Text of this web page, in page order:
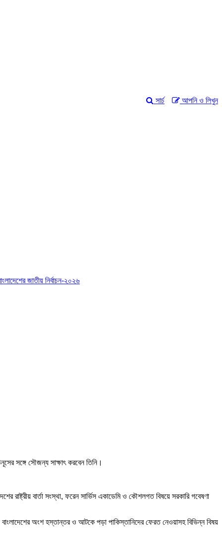
আপনি ও লিখুন
সার্চ
জাতীয় নির্বাচন-২০২৬
সঙ্গে সৌজন্য সাক্ষাৎ করবেন তিনি।
রাষ্ট্রীয় বার্তা সংস্থা, ফরেন সার্ভিস একাডেমি ও কৌশলগত বিষয়ে সরকারি গবেষণা
অংশ হস্তান্তর ও আটকে পড়া পাকিস্তানিদের ফেরত নেওয়াসহ বিভিন্ন বিষয়